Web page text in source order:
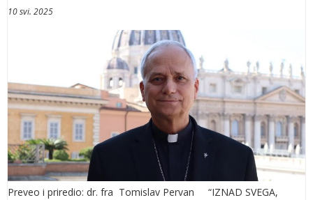
10 svi. 2025
Preveo i priredio: dr. fra Tomislav Pervan “IZNAD SVEGA,